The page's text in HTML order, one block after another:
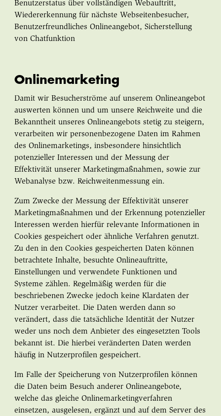
Benutzerstatus über vollständigen Webauftritt,
Wiedererkennung für nächste Webseitenbesucher,
Benutzerfreundliches Onlineangebot, Sicherstellung
von Chatfunktion
Onlinemarketing
Damit wir Besucherströme auf unserem Onlineangebot
auswerten können und um unsere Reichweite und die
Bekanntheit unseres Onlineangebots stetig zu steigern,
verarbeiten wir personenbezogene Daten im Rahmen
des Onlinemarketings, insbesondere hinsichtlich
potenzieller Interessen und der Messung der
Effektivität unserer Marketingmaßnahmen, sowie zur
Webanalyse bzw. Reichweitenmessung ein.
Zum Zwecke der Messung der Effektivität unserer
Marketingmaßnahmen und der Erkennung potenzieller
Interessen werden hierfür relevante Informationen in
Cookies gespeichert oder ähnliche Verfahren genutzt.
Zu den in den Cookies gespeicherten Daten können
betrachtete Inhalte, besuchte Onlineauftritte,
Einstellungen und verwendete Funktionen und
Systeme zählen. Regelmäßig werden für die
beschriebenen Zwecke jedoch keine Klardaten der
Nutzer verarbeitet. Die Daten werden dann so
verändert, dass die tatsächliche Identität der Nutzer
weder uns noch dem Anbieter des eingesetzten Tools
bekannt ist. Die hierbei veränderten Daten werden
häufig in Nutzerprofilen gespeichert.
Im Falle der Speicherung von Nutzerprofilen können
die Daten beim Besuch anderer Onlineangebote,
welche das gleiche Onlinemarketingverfahren
einsetzen, ausgelesen, ergänzt und auf dem Server des